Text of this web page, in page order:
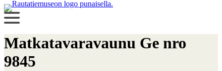
Matkatavaravaunu Ge nro
9845